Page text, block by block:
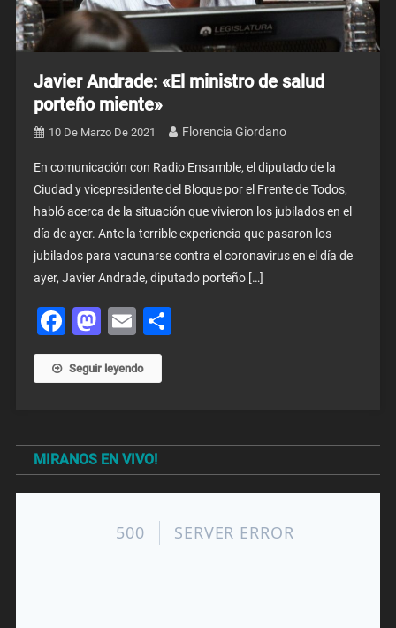
Javier Andrade: «El ministro de salud
porteño miente»
10 De Marzo De 2021 Florencia Giordano
En comunicación con Radio Ensamble, el diputado de la
Ciudad y vicepresidente del Bloque por el Frente de Todos,
habló acerca de la situación que vivieron los jubilados en el
día de ayer. Ante la terrible experiencia que pasaron los
jubilados para vacunarse contra el coronavirus en el día de
ayer, Javier Andrade, diputado porteño […]
Facebook
Mastodon
EmailShare
Seguir leyendo
MIRANOS EN VIVO!